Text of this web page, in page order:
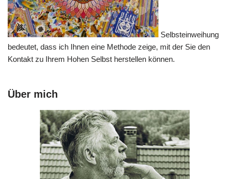
Selbsteinweihung
bedeutet, dass ich Ihnen eine Methode zeige, mit der Sie den
Kontakt zu Ihrem Hohen Selbst herstellen können.
Über mich